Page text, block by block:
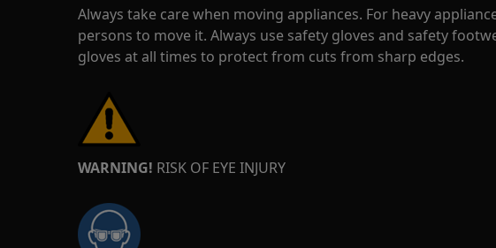
Always take care when moving appliances. For heavy
persons to move it. Always use safety gloves and safety
gloves at all times to protect from cuts from sharp edges.
WARNING! RISK OF EYE INJURY